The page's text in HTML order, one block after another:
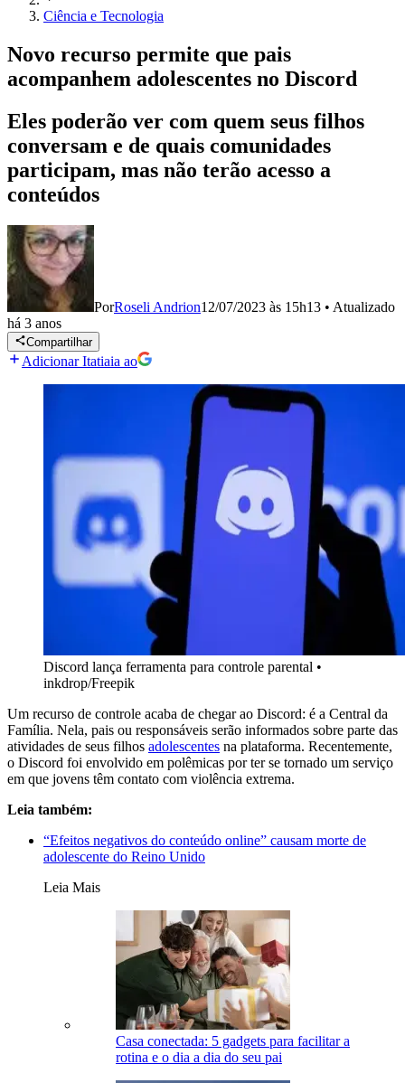
Ciência e Tecnologia
Novo recurso permite que pais
acompanhem adolescentes no Discord
Eles poderão ver com quem seus filhos
conversam e de quais comunidades
participam, mas não terão acesso a
conteúdos
PorRoseli Andrion12/07/2023 às 15h13 • Atualizado
há 3 anos
Compartilhar
Adicionar Itatiaia ao
Discord lança ferramenta para controle parental •
inkdrop/Freepik
Um recurso de controle acaba de chegar ao Discord: é a Central da
Família. Nela, pais ou responsáveis serão informados sobre parte das
atividades de seus filhos adolescentes na plataforma. Recentemente,
o Discord foi envolvido em polêmicas por ter se tornado um serviço
em que jovens têm contato com violência extrema.
Leia também:
“Efeitos negativos do conteúdo online” causam morte de
adolescente do Reino Unido
Leia Mais
Casa conectada: 5 gadgets para facilitar a
rotina e o dia a dia do seu pai